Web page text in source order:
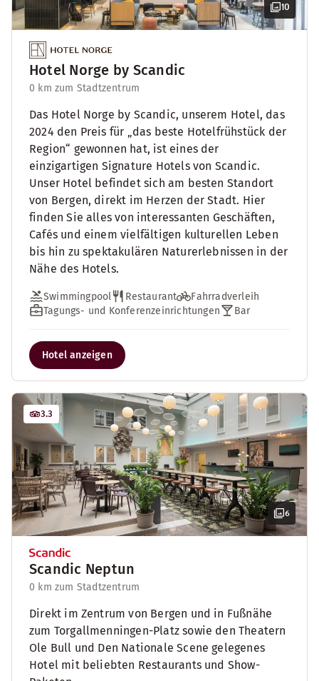
10
Hotel Norge by Scandic
0 km zum Stadtzentrum
Das Hotel Norge by Scandic, unserem Hotel, das
2024 den Preis für „das beste Hotelfrühstück der
Region“ gewonnen hat, ist eines der
einzigartigen Signature Hotels von Scandic.
Unser Hotel befindet sich am besten Standort
von Bergen, direkt im Herzen der Stadt. Hier
finden Sie alles von interessanten Geschäften,
Cafés und einem vielfältigen kulturellen Leben
bis hin zu spektakulären Naturerlebnissen in der
Nähe des Hotels.
Swimmingpool Restaurant
Fahrradverleih
Tagungs- und Konferenzeinrichtungen
Bar
Hotel anzeigen
6
3.3
Scandic Neptun
0 km zum Stadtzentrum
Direkt im Zentrum von Bergen und in Fußnähe
zum Torgallmenningen-Platz sowie den Theatern
Ole Bull und Den Nationale Scene gelegenes
Hotel mit beliebten Restaurants und Show-